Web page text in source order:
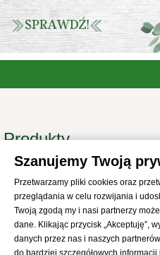
Produkty
Informacje
Twoje konto
Informacje o sklepie
Szanujemy Twoją
Przetwarzamy pliki cookies oraz
przeglądania w celu rozwijania i
Twoją zgodą my i nasi partnerzy
dane. Klikając przycisk „Akceptuję”,
danych przez nas i naszych
do bardziej szczegółowych